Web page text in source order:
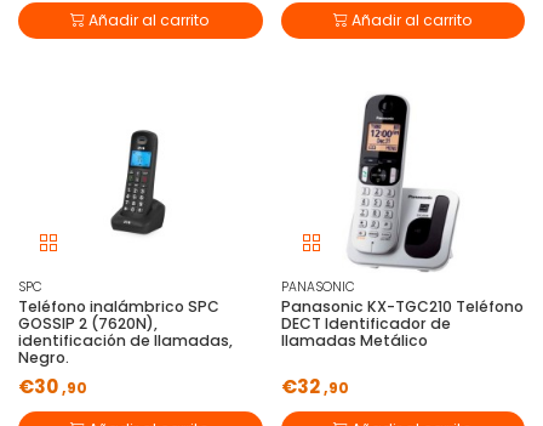
Añadir al carrito Añadir al carrito
SPC
Teléfono inalámbrico SPC
GOSSIP 2 (7620N),
identificación de llamadas,
Negro.
€30,90
PANASONIC
Panasonic KX-TGC210 Teléfono
DECT Identificador de
llamadas Metálico
€32,90